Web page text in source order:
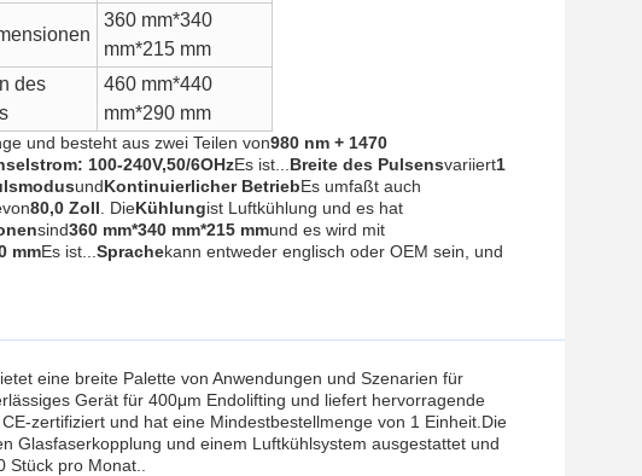
360 mm*340
mm*215 mm
des
460 mm*440
mm*290 mm
und besteht aus zwei Teilen von980 nm + 1470
100-240V,50/6OHzEs ist... Breite des Pulsensvariiert1
undKontinuierlicher BetriebEs umfaßt auch
von80,0 Zoll . DieKühlungist Luftkühlung und es hat
sind360 mm*340 mm*215 mmund es wird mit
mmEs ist... Sprachekann entweder englisch oder OEM sein, und
eine breite Palette von Anwendungen und Szenarien für
Gerät für 400μm Endolifting und liefert hervorragende
zertifiziert und hat eine Mindestbestellmenge von 1 Einheit.Die
Glasfaserkopplung und einem Luftkühlsystem ausgestattet und
pro Monat..